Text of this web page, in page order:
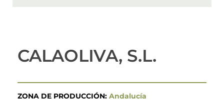
CALAOLIVA, S.L.
ZONA DE PRODUCCIÓN: Andalucía